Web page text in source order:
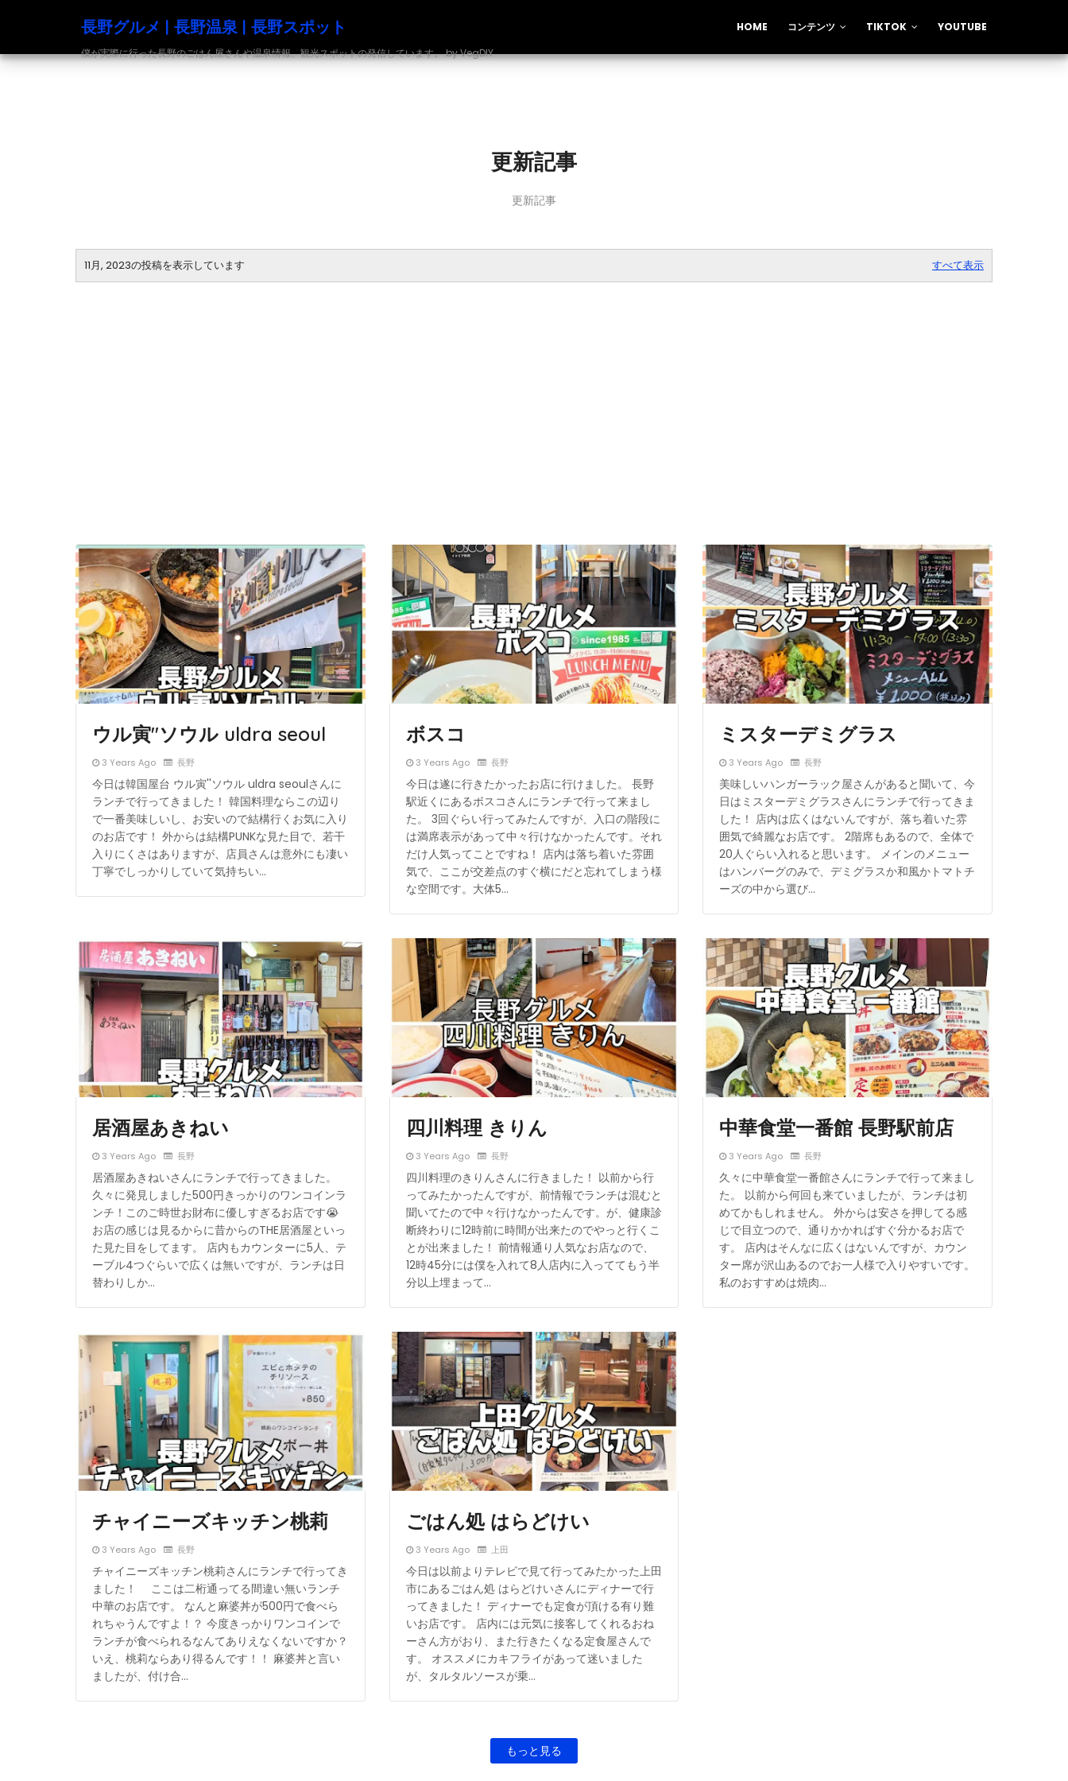
長野グルメ | 長野温泉 | 長野スポット
僕が実際に行った長野のごはん屋さんや温泉情報、観光スポットの発信しています。 by VegDIY
HOME コンテンツ TIKTOK YOUTUBE
更新記事
更新記事
11月, 2023の投稿を表示しています すべて表示
ウル寅''ソウル uldra seoul
3 Years Ago 長野
今日は韓国屋台 ウル寅''ソウル uldra seoulさんに
ランチで行ってきました！ 韓国料理ならこの辺り
で一番美味しいし、お安いので結構行くお気に入り
のお店です！ 外からは結構PUNKな見た目で、若干
入りにくさはありますが、店員さんは意外にも凄い
丁寧でしっかりしていて気持ちい…
ボスコ
3 Years Ago 長野
今日は遂に行きたかったお店に行けました。 長野
駅近くにあるボスコさんにランチで行って来まし
た。 3回ぐらい行ってみたんですが、入口の階段に
は満席表示があって中々行けなかったんです。それ
だけ人気ってことですね！ 店内は落ち着いた雰囲
気で、ここが交差点のすぐ横にだと忘れてしまう様
な空間です。大体5…
ミスターデミグラス
3 Years Ago 長野
美味しいハンガーラック屋さんがあると聞いて、今
日はミスターデミグラスさんにランチで行ってきま
した！ 店内は広くはないんですが、落ち着いた雰
囲気で綺麗なお店です。 2階席もあるので、全体で
20人ぐらい入れると思います。 メインのメニュー
はハンバーグのみで、デミグラスか和風かトマトチ
ーズの中から選び…
居酒屋あきねい
3 Years Ago 長野
居酒屋あきねいさんにランチで行ってきました。
久々に発見しました500円きっかりのワンコインラ
ンチ！このご時世お財布に優しすぎるお店です😭
お店の感じは見るからに昔からのTHE居酒屋といっ
た見た目をしてます。 店内もカウンターに5人、テ
ーブル4つぐらいで広くは無いですが、ランチは日
替わりしか…
四川料理 きりん
3 Years Ago 長野
四川料理のきりんさんに行きました！ 以前から行
ってみたかったんですが、前情報でランチは混むと
聞いてたので中々行けなかったんです。が、健康診
断終わりに12時前に時間が出来たのでやっと行くこ
とが出来ました！ 前情報通り人気なお店なので、
12時45分には僕を入れて8人店内に入っててもう半
分以上埋まって…
中華食堂一番館 長野駅前店
3 Years Ago 長野
久々に中華食堂一番館さんにランチで行って来まし
た。 以前から何回も来ていましたが、ランチは初
めてかもしれません。 外からは安さを押してる感
じで目立つので、通りかかればすぐ分かるお店で
す。 店内はそんなに広くはないんですが、カウン
ター席が沢山あるのでお一人様で入りやすいです。
私のおすすめは焼肉…
チャイニーズキッチン桃莉
3 Years Ago 長野
チャイニーズキッチン桃莉さんにランチで行ってき
ました！ ここは二桁通ってる間違い無いランチ
中華のお店です。 なんと麻婆丼が500円で食べら
れちゃうんですよ！？ 今度きっかりワンコインで
ランチが食べられるなんてありえなくないですか？
いえ、桃莉ならあり得るんです！！ 麻婆丼と言い
ましたが、付け合…
ごはん処 はらどけい
3 Years Ago 上田
今日は以前よりテレビで見て行ってみたかった上田
市にあるごはん処 はらどけいさんにディナーで行
ってきました！ ディナーでも定食が頂ける有り難
いお店です。 店内には元気に接客してくれるおね
ーさん方がおり、また行きたくなる定食屋さんで
す。 オススメにカキフライがあって迷いました
が、タルタルソースが乗…
もっと見る